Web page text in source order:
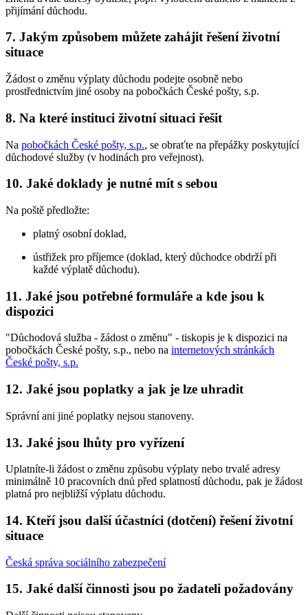
přijímání důchodu.
7. Jakým způsobem můžete zahájit řešení životní
situace
Žádost o změnu výplaty důchodu podejte osobně nebo
prostřednictvím jiné osoby na pobočkách České pošty, s.p.
8. Na které instituci životní situaci řešit
Na pobočkách České pošty, s.p., se obraťte na přepážky poskytující
důchodové služby (v hodinách pro veřejnost).
10. Jaké doklady je nutné mít s sebou
Na poště předložte:
platný osobní doklad,
ústřižek pro příjemce (doklad, který důchodce obdrží při
každé výplatě důchodu).
11. Jaké jsou potřebné formuláře a kde jsou k
dispozici
"Důchodová služba - žádost o změnu" - tiskopis je k dispozici na
pobočkách České pošty, s.p., nebo na internetových stránkách
České pošty, s.p.
12. Jaké jsou poplatky a jak je lze uhradit
Správní ani jiné poplatky nejsou stanoveny.
13. Jaké jsou lhůty pro vyřízení
Uplatníte-li žádost o změnu způsobu výplaty nebo trvalé adresy
minimálně 10 pracovních dnů před splatností důchodu, pak je žádost
platná pro nejbližší výplatu důchodu.
14. Kteří jsou další účastníci (dotčení) řešení životní
situace
Česká správa sociálního zabezpečení
15. Jaké další činnosti jsou po žadateli požadovány